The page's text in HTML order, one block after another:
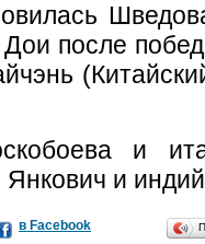
Дои после
и
Янкович и
в Facebook